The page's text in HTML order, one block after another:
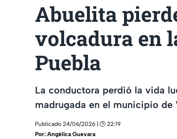
Abuelita
volcadura en
Puebla
La conductora perdió la vida
madrugada en el municipio de
Publicado 24/06/2026 | 🕑 22:19
Por: Angélica Guevara